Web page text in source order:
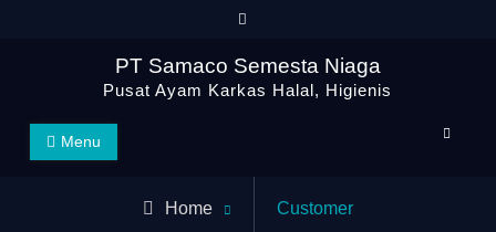
PT Samaco Semesta Niaga
Pusat Ayam Karkas Halal, Higienis
Menu
Home Customer